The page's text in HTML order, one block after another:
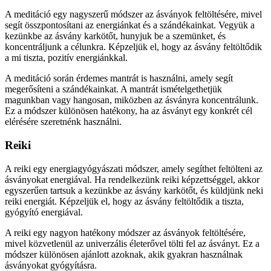
A meditáció egy nagyszerű módszer az ásványok feltöltésére, mivel
segít összpontosítani az energiánkat és a szándékainkat. Vegyük a
kezünkbe az ásvány karkötőt, hunyjuk be a szemünket, és
koncentráljunk a célunkra. Képzeljük el, hogy az ásvány feltöltődik
a mi tiszta, pozitív energiánkkal.
A meditáció során érdemes mantrát is használni, amely segít
megerősíteni a szándékainkat. A mantrát ismételgethetjük
magunkban vagy hangosan, miközben az ásványra koncentrálunk.
Ez a módszer különösen hatékony, ha az ásványt egy konkrét cél
elérésére szeretnénk használni.
Reiki
A reiki egy energiagyógyászati módszer, amely segíthet feltölteni az
ásványokat energiával. Ha rendelkezünk reiki képzettséggel, akkor
egyszerűen tartsuk a kezünkbe az ásvány karkötőt, és küldjünk neki
reiki energiát. Képzeljük el, hogy az ásvány feltöltődik a tiszta,
gyógyító energiával.
A reiki egy nagyon hatékony módszer az ásványok feltöltésére,
mivel közvetlenül az univerzális életerővel tölti fel az ásványt. Ez a
módszer különösen ajánlott azoknak, akik gyakran használnak
ásványokat gyógyításra.